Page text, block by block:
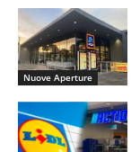
Nuove Aperture